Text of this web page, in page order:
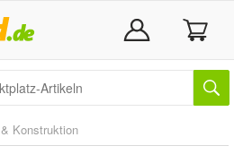
Konstruktion